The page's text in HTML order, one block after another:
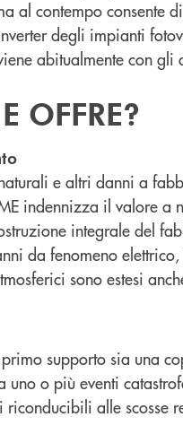
al contempo consente
degli impianti
abitualmente con
OFFRE?
e altri danni a
indennizza il valore a
integrale del
da fenomeno
sono estesi
supporto sia una
uno o più eventi
alle scosse